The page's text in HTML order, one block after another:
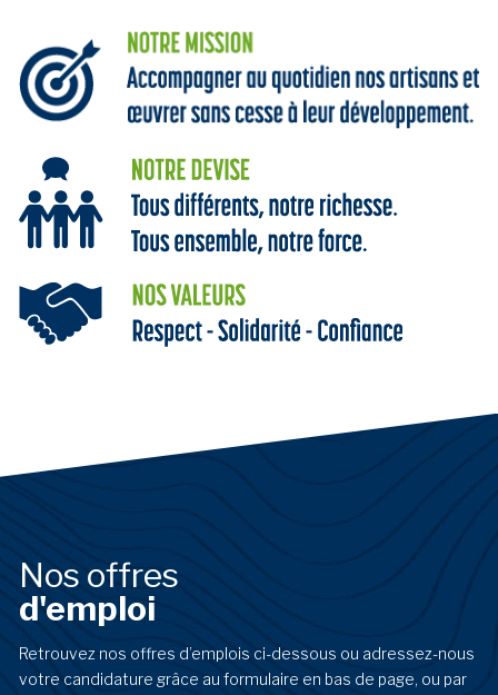
Nos offres
d'emploi
Retrouvez nos offres d’emplois ci-dessous ou adressez-nous
votre candidature grâce au formulaire en bas de page, ou par